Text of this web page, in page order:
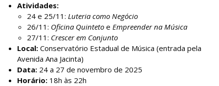
Atividades:
24 e 25/11: Luteria como Negócio
26/11: Oficina Quinteto e Empreender na Música
27/11: Crescer em Conjunto
Local: Conservatório Estadual de Música (entrada pela
Avenida Ana Jacinta)
Data: 24 a 27 de novembro de 2025
Horário: 18h às 22h